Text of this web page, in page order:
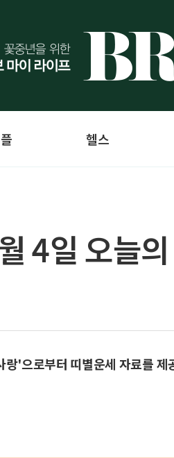
헬스
4일 오늘
'으로부터 띠별운세 자료를 제